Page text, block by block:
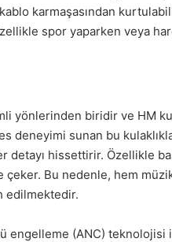
karmaşasından
spor yaparken veya
yönlerinden biridir ve HM
deneyimi sunan bu
hissettirir. Özellikle
Bu nedenle, hem
edilmektedir.
engelleme (ANC) teknolojisi